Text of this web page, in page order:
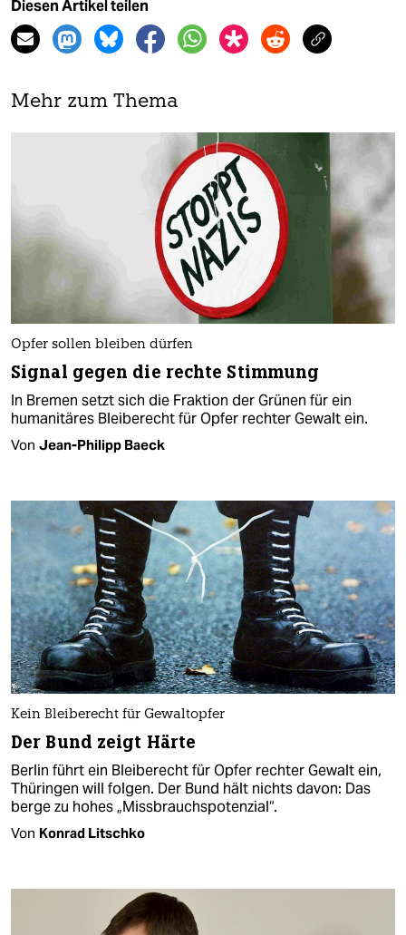
Diesen Artikel teilen
Mehr zum Thema
Opfer sollen bleiben dürfen
Signal gegen die rechte Stimmung
In Bremen setzt sich die Fraktion der Grünen für ein
humanitäres Bleiberecht für Opfer rechter Gewalt ein.
Von Jean-Philipp Baeck
Kein Bleiberecht für Gewaltopfer
Der Bund zeigt Härte
Berlin führt ein Bleiberecht für Opfer rechter Gewalt ein,
Thüringen will folgen. Der Bund hält nichts davon: Das
berge zu hohes „Missbrauchspotenzial“.
Von Konrad Litschko